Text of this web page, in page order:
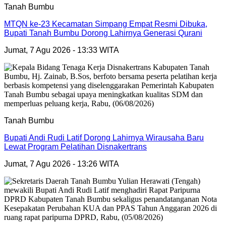
Tanah Bumbu
MTQN ke-23 Kecamatan Simpang Empat Resmi Dibuka,
Bupati Tanah Bumbu Dorong Lahirnya Generasi Qurani
Jumat, 7 Agu 2026 - 13:33 WITA
Tanah Bumbu
Bupati Andi Rudi Latif Dorong Lahirnya Wirausaha Baru
Lewat Program Pelatihan Disnakertrans
Jumat, 7 Agu 2026 - 13:26 WITA